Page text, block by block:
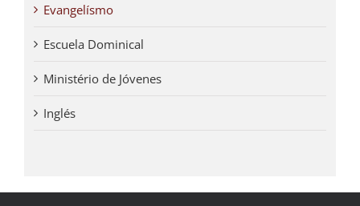
Evangelísmo
Escuela Dominical
Ministério de Jóvenes
Inglés